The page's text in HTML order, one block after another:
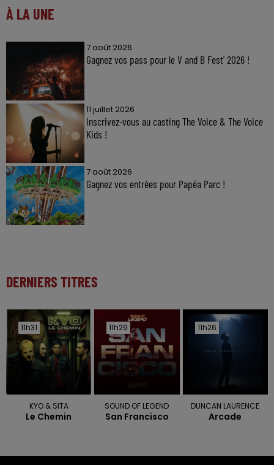
À LA UNE
7 août 2026
Gagnez vos pass pour le V and B Fest' 2026 !
11 juillet 2026
Inscrivez-vous au casting The Voice & The Voice
Kids !
7 août 2026
Gagnez vos entrées pour Papéa Parc !
DERNIERS TITRES
11h31
11h31
KYO & SITA
Le Chemin
11h29
11h29
SOUND OF LEGEND
San Francisco
11h26
11h26
DUNCAN LAURENCE
Arcade